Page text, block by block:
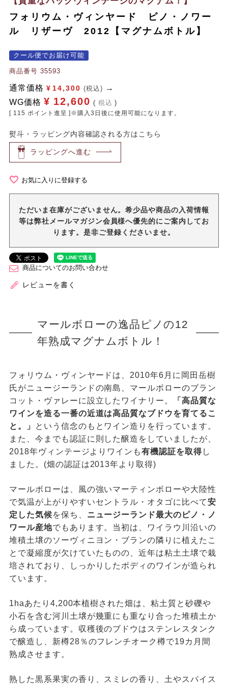
フォリウム・ヴィンヤード ピノ・ノワー
ル リザーヴ 2012【マグナムボトル】
クール便でお届け可能
商品番号 35593
通常価格 ¥ 14,300 (税込)
WG価格 ¥ 12,600 税込
[ 115 ポイント進呈 ]※購入3日後に使用可能になります。
熨斗・ラッピング内容確認される方はこちら
ラッピングへ進む
お気に入りに登録する
ただいま在庫がございません。希少品や商品の入荷情報
等は弊社メールマガジン会員様へ優先的にご案内してお
ります。是非ご登録くださいませ。
商品についてのお問い合わせ
レビューを書く
マールボローの逸品ピノの12
年熟成マグナムボトル！
フォリウム・ヴィンヤードは、2010年6月に岡田岳樹
氏がニュージーランドの南島、マールボローのブラン
コット・ヴァレーに設立したワイナリー。
「高品質な
ワインを造る一番の近道は高品質なブドウを育てるこ
と。」
という信念のもとワイン造りを行っています。
また、今までも認証に則した醸造をしていましたが、
2018年ヴィンテージよりワインも有機認証を取得し
ました。(畑の認証は2013年より取得)
マールボローは、風の強いマーティンボローや大陸性
で気温が上がりやすいセントラル・オタゴに比べて安
定した気候を保ち、 ニュージーランド最大のピノ・ノ
ワール産地でもあります。当初は、ワイラウ川沿いの
堆積土壌のソーヴィニヨン・ブランの隣りに植えたこ
とで凝縮度が欠けていたものの、近年は粘土土壌で栽
培されており、しっかりしたボディのワインが造られ
ています。
1haあたり4,200本植樹された畑は、粘土質と砂礫や
小石を含む河川土壌が幾重にも重なり合った堆積土か
ら成っています。収穫後のブドウはステンレスタンク
で醸造し、新樽28％のフレンチオーク樽で19カ月間
熟成させます。
熟した黒系果実の香り、スミレの香り、土やスパイス